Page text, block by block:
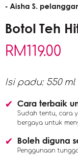
- Aisha S.
Botol Teh
RM119.00
Isi padu: 550 ml
Cara terbaik
Sudah tentu, cara
bergaya untuk
Boleh diguna
Penggunaan